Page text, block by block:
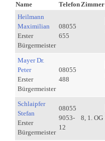
Name
Telefon Zimmer
Heilmann
Maximilian
Erster
Bürgermeister
08055
655
Mayer Dr.
Peter
Erster
Bürgermeister
08055
488
Schlaipfer
Stefan
Erster
Bürgermeister
08055
9053-
12
8, 1. OG